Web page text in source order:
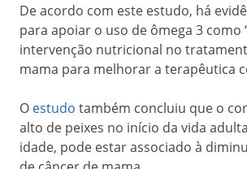
De acordo com este estudo, há
para apoiar o uso de ômega 3 como
intervenção nutricional no
mama para melhorar a terapêutica
O estudo também concluiu que o
alto de peixes no início da vida
idade, pode estar associado à